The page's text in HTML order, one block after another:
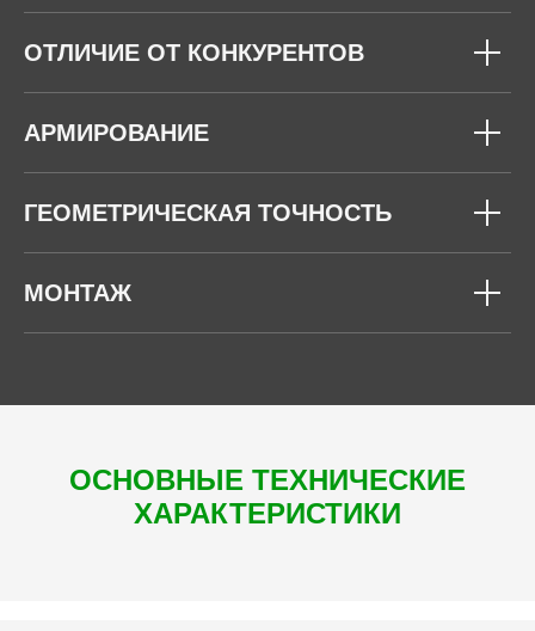
ОТЛИЧИЕ ОТ КОНКУРЕНТОВ
АРМИРОВАНИЕ
ГЕОМЕТРИЧЕСКАЯ ТОЧНОСТЬ
МОНТАЖ
ОСНОВНЫЕ ТЕХНИЧЕСКИЕ
ХАРАКТЕРИСТИКИ